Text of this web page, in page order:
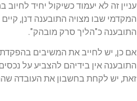
עניין זה לא יעמוד כשיקול יחיד
המקדמי שבו מצויה התובענה דנן,
התובענה כ"הליך סרק מובהק".
אם כן, יש לחייב את המשיבים
התובענה אין בידיהם להצביע על
זאת, יש לקחת בחשבון את העובדה